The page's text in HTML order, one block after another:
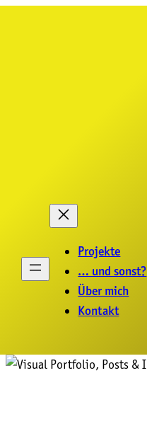
Projekte
… und sonst?
Über mich
Kontakt